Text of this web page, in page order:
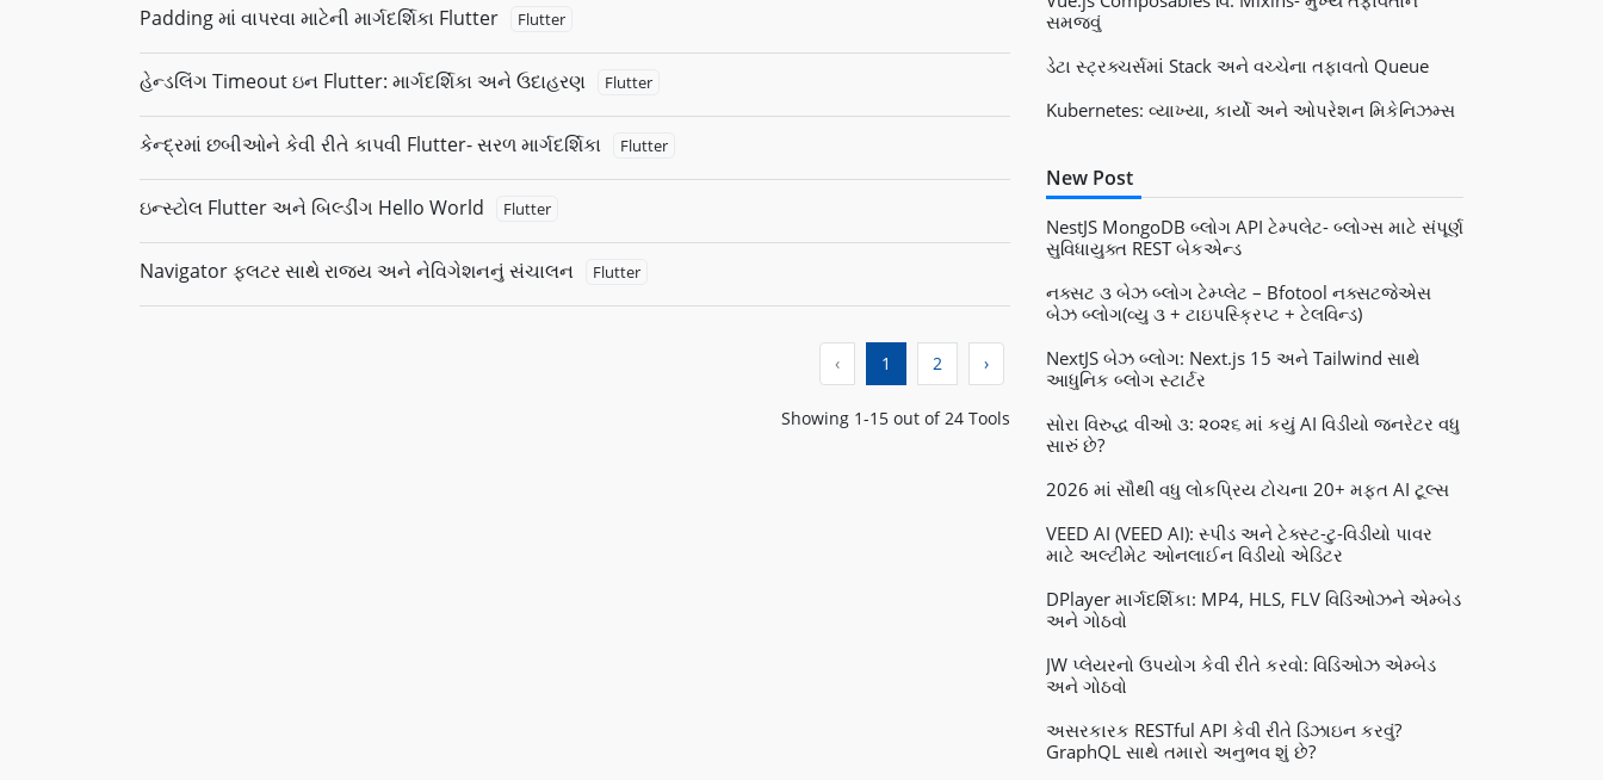
Padding માં વાપરવા માટેની માર્ગદર્શિકા Flutter Flutter
હેન્ડલિંગ Timeout ઇન Flutter: માર્ગદર્શિકા અને ઉદાહરણ Flutter
કેન્દ્રમાં છબીઓને કેવી રીતે કાપવી Flutter- સરળ માર્ગદર્શિકા Flutter
ઇન્સ્ટોલ Flutter અને બિલ્ડીંગ Hello World Flutter
Navigator ફ્લટર સાથે રાજ્ય અને નેવિગેશનનું સંચાલન Flutter
‹ 1 2 ›
Showing 1-15 out of 24 Tools
સમજવું
ડેટા સ્ટ્રક્ચર્સમાં Stack અને વચ્ચેના તફાવતો Queue
Kubernetes: વ્યાખ્યા, કાર્યો અને ઓપરેશન મિકેનિઝમ્સ
New Post
NestJS MongoDB બ્લોગ API ટેમ્પલેટ- બ્લોગ્સ માટે સંપૂર્ણ
સુવિધાયુક્ત REST બેકએન્ડ
નક્સટ ૩ બેઝ બ્લોગ ટેમ્પ્લેટ – Bfotool નક્સટજેએસ
બેઝ બ્લોગ(વ્યુ ૩ + ટાઇપસ્ક્રિપ્ટ + ટેલવિન્ડ)
NextJS બેઝ બ્લોગ: Next.js 15 અને Tailwind સાથે
આધુનિક બ્લોગ સ્ટાર્ટર
સોરા વિરુદ્ધ વીઓ ૩: ૨૦૨૬ માં કયું AI વિડીયો જનરેટર વધુ
સારું છે?
2026 માં સૌથી વધુ લોકપ્રિય ટોચના 20+ મફત AI ટૂલ્સ
VEED AI (VEED AI): સ્પીડ અને ટેક્સ્ટ-ટુ-વિડીયો પાવર
માટે અલ્ટીમેટ ઓનલાઈન વિડીયો એડિટર
DPlayer માર્ગદર્શિકા: MP4, HLS, FLV વિડિઓઝને એમ્બેડ
અને ગોઠવો
JW પ્લેયરનો ઉપયોગ કેવી રીતે કરવો: વિડિઓઝ એમ્બેડ
અને ગોઠવો
અસરકારક RESTful API કેવી રીતે ડિઝાઇન કરવું?
GraphQL સાથે તમારો અનુભવ શું છે?